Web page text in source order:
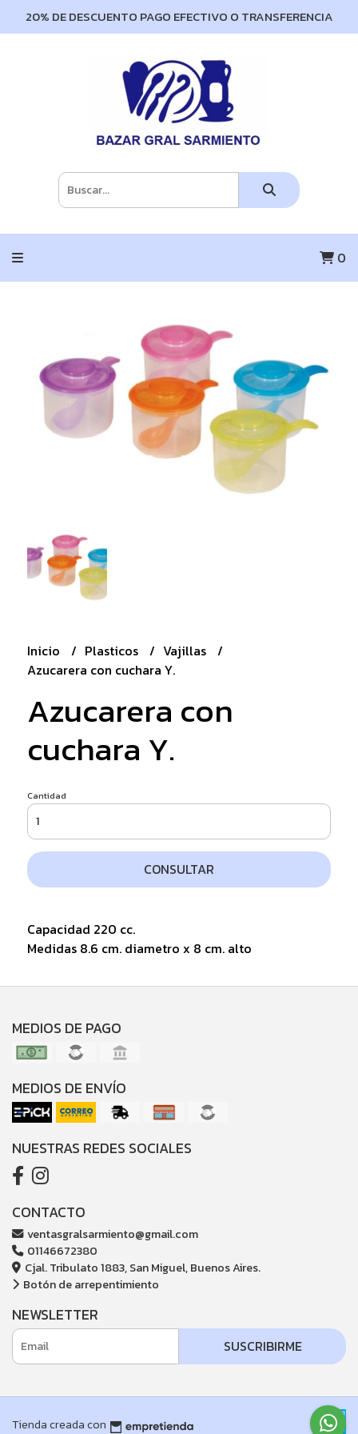
20% DE DESCUENTO PAGO EFECTIVO O TRANSFERENCIA
0
Inicio Plasticos
Vajillas
Azucarera con cuchara Y.
Azucarera con
cuchara Y.
Cantidad
CONSULTAR
Capacidad 220 cc.
Medidas 8.6 cm. diametro x 8 cm. alto
MEDIOS DE PAGO
MEDIOS DE ENVÍO
NUESTRAS REDES SOCIALES
CONTACTO
ventasgralsarmiento@gmail.com
01146672380
Cjal. Tribulato 1883, San Miguel, Buenos Aires.
Botón de arrepentimiento
NEWSLETTER
SUSCRIBIRME
Tienda creada con